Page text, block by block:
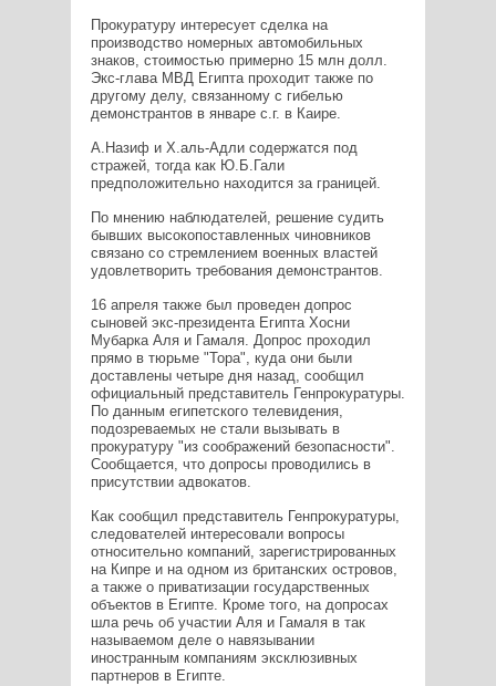
Прокуратуру интересует сделка на
производство номерных автомобильных
знаков, стоимостью примерно 15 млн долл.
Экс-глава МВД Египта проходит также по
другому делу, связанному с гибелью
демонстрантов в январе с.г. в Каире.
А.Назиф и Х.аль-Адли содержатся под
стражей, тогда как Ю.Б.Гали
предположительно находится за границей.
По мнению наблюдателей, решение судить
бывших высокопоставленных чиновников
связано со стремлением военных властей
удовлетворить требования демонстрантов.
16 апреля также был проведен допрос
сыновей экс-президента Египта Хосни
Мубарка Аля и Гамаля. Допрос проходил
прямо в тюрьме "Тора", куда они были
доставлены четыре дня назад, сообщил
официальный представитель Генпрокуратуры.
По данным египетского телевидения,
подозреваемых не стали вызывать в
прокуратуру "из соображений безопасности".
Сообщается, что допросы проводились в
присутствии адвокатов.
Как сообщил представитель Генпрокуратуры,
следователей интересовали вопросы
относительно компаний, зарегистрированных
на Кипре и на одном из британских островов,
а также о приватизации государственных
объектов в Египте. Кроме того, на допросах
шла речь об участии Аля и Гамаля в так
называемом деле о навязывании
иностранным компаниям эксклюзивных
партнеров в Египте.